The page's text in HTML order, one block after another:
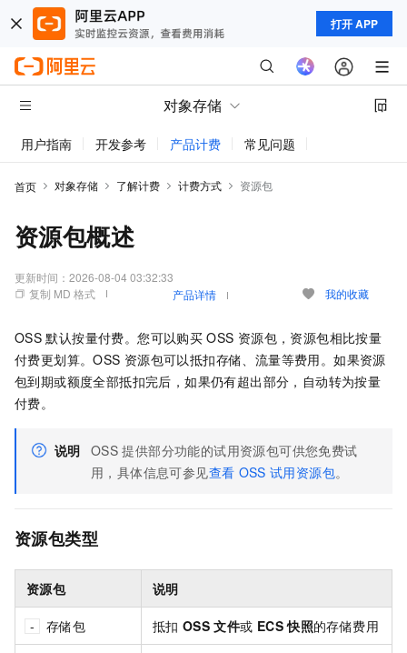
打开 APP
对象存储
用户指南 开发参考 产品计费 常见问题
首页 对象存储 了解计费 计费方式 资源包
资源包概述
更新时间： 2026-08-04 03:32:33
复制 MD 格式
产品详情 我的收藏
OSS 默认按量付费。您可以购买 OSS 资源包，资源包相比按量
付费更划算。OSS 资源包可以抵扣存储、流量等费用。如果资源
包到期或额度全部抵扣完后，如果仍有超出部分，自动转为按量
付费。
说明 OSS 提供部分功能的试用资源包可供您免费试
用，具体信息可参见查看 OSS 试用资源包。
资源包类型
资源包 说明
存储包 抵扣 OSS 文件或 ECS 快照的存储费用